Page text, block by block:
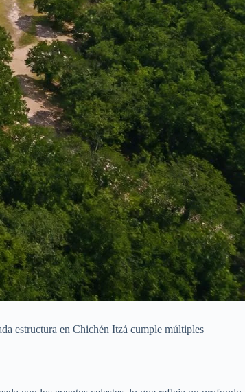
estructura en Chichén Itzá cumple múltiples